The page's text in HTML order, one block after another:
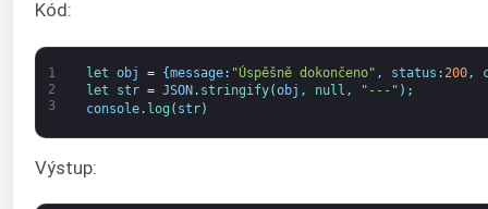
Kód:
1
2
3
let obj = {message: "Úspěšně dokončeno" , status : 200,
let
str = JSON . stringify(obj , null , "---" ) ;
console. log ( str)
Výstup: